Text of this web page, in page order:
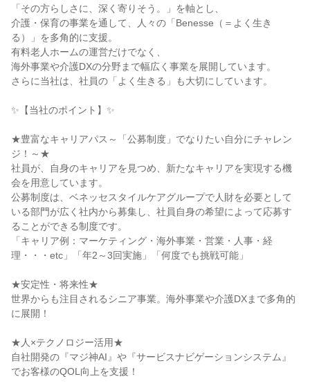
「その方らしさに、深く寄りそう。」を軸とし、
介護・保育の事業を通して、人々の「Benesse（＝よく生き
る）」を多角的に支援。
有料老人ホームの運営だけでなく、
海外事業や介護DXの分野まで幅広く事業を展開しています。
さらに当社は、社員の「よく生きる」も大切にしています。
✨【当社のポイント】✨
★豊富なキャリアパス～「公募制度」でなりたい自分にチャレン
ジ！～★
社員が、自身のキャリアを見つめ、新たなキャリアを実現する機
会を用意しています。
公募制度は、ベネッセスタイルケアグループで人財を必要として
いる部門が広く社内から募集し、社員自身の希望によって応募す
ることができる制度です。
「キャリア例：マーケティング・海外事業・営業・人事・経
理・・・etc」「年2～3回実施」「何度でも挑戦可能」
★安定性・将来性★
世界からも注目されるシニア事業。海外事業や介護DXまで多角的
に展開！
★人×テクノロジー活用★
自社開発の『マジ神AI』や『サービスナビゲーションシステム』
でお客様のQOL向上を支援！